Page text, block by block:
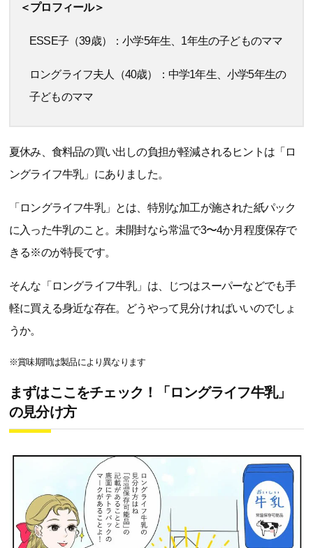
＜プロフィール＞
ESSE子（39歳）：小学5年生、1年生の子どものママ
ロングライフ夫人（40歳）：中学1年生、小学5年生の
子どものママ
夏休み、食料品の買い出しの負担が軽減されるヒントは「ロ
ングライフ牛乳」にありました。
「ロングライフ牛乳」とは、特別な加工が施された紙パック
に入った牛乳のこと。未開封なら常温で3〜4か月程度保存で
きる※のが特長です。
そんな「ロングライフ牛乳」は、じつはスーパーなどでも手
軽に買える身近な存在。どうやって見分ければいいのでしょ
うか。
※賞味期間は製品により異なります
まずはここをチェック！「ロングライフ牛乳」
の見分け方